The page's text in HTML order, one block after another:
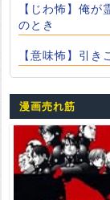
【じわ怖】俺
のとき
【意味怖】引き
漫画売れ筋